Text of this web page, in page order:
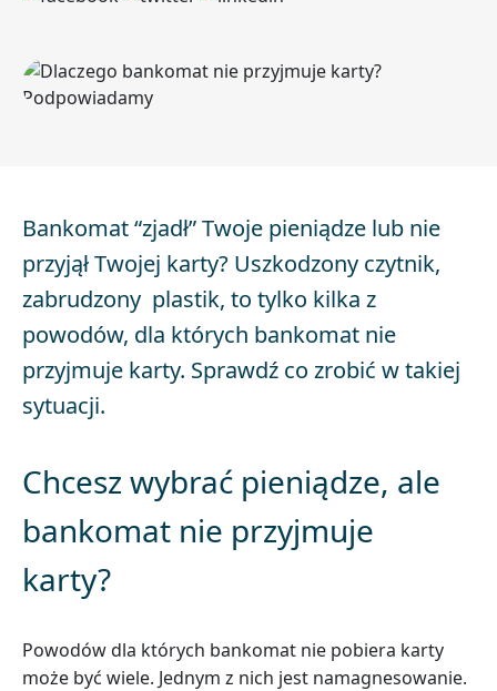
Bankomat “zjadł” Twoje pieniądze lub nie
przyjął Twojej karty? Uszkodzony czytnik,
zabrudzony plastik, to tylko kilka z
powodów, dla których bankomat nie
przyjmuje karty. Sprawdź co zrobić w takiej
sytuacji.
Chcesz wybrać pieniądze, ale
bankomat nie przyjmuje
karty?
Powodów dla których bankomat nie pobiera karty
może być wiele. Jednym z nich jest namagnesowanie.